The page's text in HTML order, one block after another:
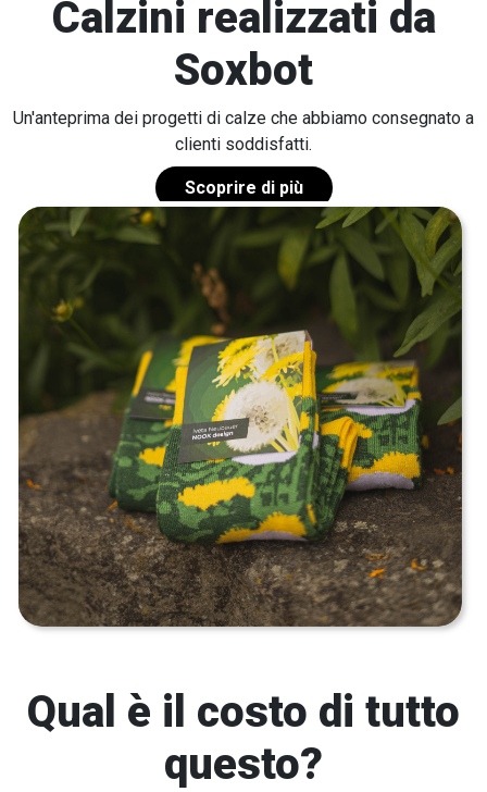
Calzini realizzati da
Soxbot
Un'anteprima dei progetti di calze che abbiamo consegnato a
clienti soddisfatti.
Scoprire di più
Qual è il costo di tutto
questo?